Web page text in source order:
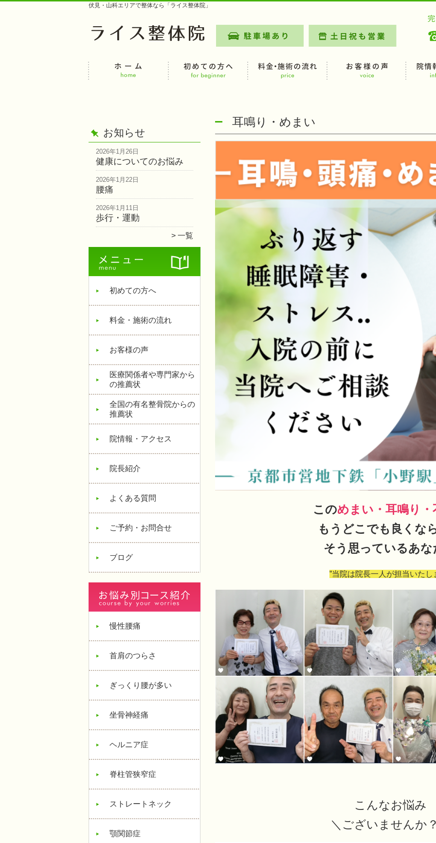
伏見・山科エリアで整体なら「ライス整体院」
お知らせ
2026年1月26日
健康についてのお悩み
2026年1月22日
腰痛
2026年1月11日
歩行・運動
一覧
初めての方へ
料金・施術の流れ
お客様の声
医療関係者や専門家から
の推薦状
全国の有名整骨院からの
推薦状
院情報・アクセス
院長紹介
よくある質問
ご予約・お問合せ
ブログ
慢性腰痛
首肩のつらさ
ぎっくり腰が多い
坐骨神経痛
ヘルニア症
脊柱管狭窄症
ストレートネック
顎関節症
耳鳴り・めまい
このめまい・耳鳴り・
もうどこでも良くな
そう思っているあな
”当院は院長一人が担当いたし
こんなお悩み
＼ございませんか